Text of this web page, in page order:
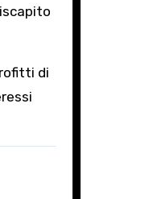
di